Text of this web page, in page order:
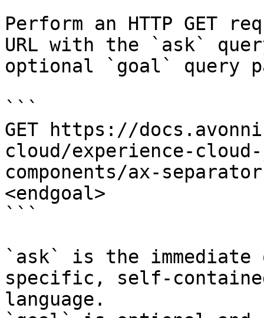
Perform an HTTP GET
URL with the `ask`
optional `goal` query
```
GET https://
cloud/experience-
components/ax-
<endgoal>
```
`ask` is the
specific, self-
language.